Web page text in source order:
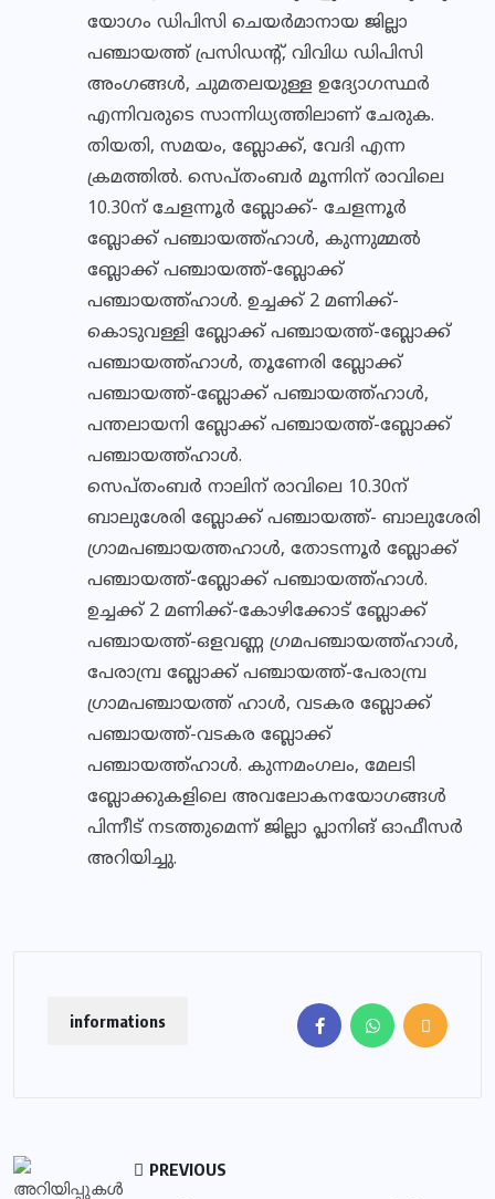
യോഗം ഡിപിസി ചെയര്‍മാനായ ജില്ലാ
പഞ്ചായത്ത് പ്രസിഡന്റ്, വിവിധ ഡിപിസി
അംഗങ്ങള്‍, ചുമതലയുള്ള ഉദ്യോഗസ്ഥര്‍
എന്നിവരുടെ സാന്നിധ്യത്തിലാണ് ചേരുക.
തിയതി, സമയം, ബ്ലോക്ക്, വേദി എന്ന
ക്രമത്തില്‍. സെപ്തംബര്‍ മൂന്നിന് രാവിലെ
10.30ന് ചേളന്നൂര്‍ ബ്ലോക്ക്- ചേളന്നൂര്‍
ബ്ലോക്ക് പഞ്ചായത്ത്ഹാള്‍, കുന്നുമ്മല്‍
ബ്ലോക്ക് പഞ്ചായത്ത്-ബ്ലോക്ക്
പഞ്ചായത്ത്ഹാള്‍. ഉച്ചക്ക് 2 മണിക്ക്-
കൊടുവള്ളി ബ്ലോക്ക് പഞ്ചായത്ത്-ബ്ലോക്ക്
പഞ്ചായത്ത്ഹാള്‍, തൂണേരി ബ്ലോക്ക്
പഞ്ചായത്ത്-ബ്ലോക്ക് പഞ്ചായത്ത്ഹാള്‍,
പന്തലായനി ബ്ലോക്ക് പഞ്ചായത്ത്-ബ്ലോക്ക്
പഞ്ചായത്ത്ഹാള്‍.
സെപ്തംബര്‍ നാലിന് രാവിലെ 10.30ന്
ബാലുശേരി ബ്ലോക്ക് പഞ്ചായത്ത്- ബാലുശേരി
ഗ്രാമപഞ്ചായത്തഹാള്‍, തോടന്നൂര്‍ ബ്ലോക്ക്
പഞ്ചായത്ത്-ബ്ലോക്ക് പഞ്ചായത്ത്ഹാള്‍.
ഉച്ചക്ക് 2 മണിക്ക്-കോഴിക്കോട് ബ്ലോക്ക്
പഞ്ചായത്ത്-ഒളവണ്ണ ഗ്രമപഞ്ചായത്ത്ഹാള്‍,
പേരാമ്പ്ര ബ്ലോക്ക് പഞ്ചായത്ത്-പേരാമ്പ്ര
ഗ്രാമപഞ്ചായത്ത് ഹാള്‍, വടകര ബ്ലോക്ക്
പഞ്ചായത്ത്-വടകര ബ്ലോക്ക്
പഞ്ചായത്ത്ഹാള്‍. കുന്നമംഗലം, മേലടി
ബ്ലോക്കുകളിലെ അവലോകനയോഗങ്ങള്‍
പിന്നീട് നടത്തുമെന്ന് ജില്ലാ പ്ലാനിങ് ഓഫീസര്‍
അറിയിച്ചു.
informations
PREVIOUS